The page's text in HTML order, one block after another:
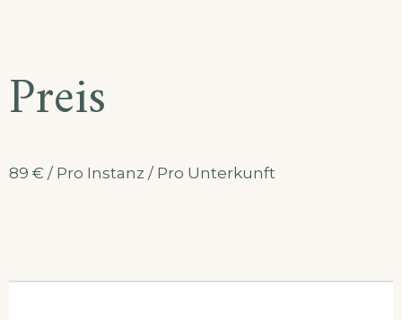
Preis
89 € / Pro Instanz / Pro Unterkunft